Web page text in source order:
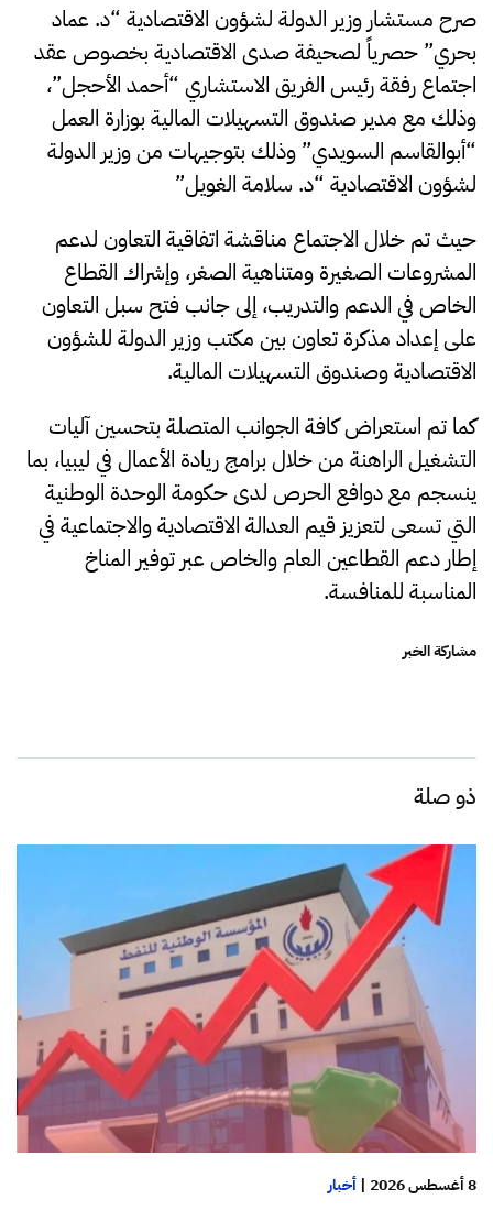
صرح مستشار وزير الدولة لشؤون الاقتصادية “د. عماد
بحري” حصرياً لصحيفة صدى الاقتصادية بخصوص عقد
اجتماع رفقة رئيس الفريق الاستشاري “أحمد الأحجل”،
وذلك مع مدير صندوق التسهيلات المالية بوزارة العمل
“أبوالقاسم السويدي” وذلكبتوجيهات من وزير الدولة
لشؤون الاقتصادية “د. سلامة الغويل”
حيث تم خلال الاجتماع مناقشة اتفاقية التعاون لدعم
المشروعات الصغيرة ومتناهية الصغر، وإشراك القطاع
الخاص في الدعم والتدريب، إلى جانب فتح سبل التعاون
على إعداد مذكرة تعاون بين مكتب وزير الدولة للشؤون
الاقتصادية وصندوق التسهيلات المالية.
كما تم استعراض كافة الجوانب المتصلة بتحسين آليات
التشغيل الراهنة من خلال برامج ريادة الأعمال في ليبيا، بما
ينسجم مع دوافع الحرص لدى حكومة الوحدة الوطنية
التي تسعى لتعزيز قيم العدالة الاقتصادية والاجتماعية في
إطار دعم القطاعين العام والخاص عبر توفير المناخ
المناسبة للمنافسة.
مشاركة الخبر
ذو صلة
8 أغسطس 2026 | أخبار